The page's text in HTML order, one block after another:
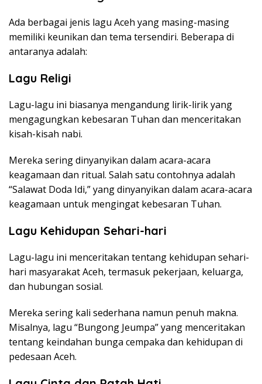
Ada berbagai jenis lagu Aceh yang masing-masing
memiliki keunikan dan tema tersendiri. Beberapa di
antaranya adalah:
Lagu Religi
Lagu-lagu ini biasanya mengandung lirik-lirik yang
mengagungkan kebesaran Tuhan dan menceritakan
kisah-kisah nabi.
Mereka sering dinyanyikan dalam acara-acara
keagamaan dan ritual. Salah satu contohnya adalah
“Salawat Doda Idi,” yang dinyanyikan dalam acara-acara
keagamaan untuk mengingat kebesaran Tuhan.
Lagu Kehidupan Sehari-hari
Lagu-lagu ini menceritakan tentang kehidupan sehari-
hari masyarakat Aceh, termasuk pekerjaan, keluarga,
dan hubungan sosial.
Mereka sering kali sederhana namun penuh makna.
Misalnya, lagu “Bungong Jeumpa” yang menceritakan
tentang keindahan bunga cempaka dan kehidupan di
pedesaan Aceh.